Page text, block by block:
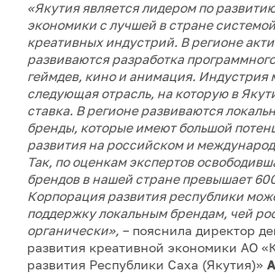
«Якутия является лидером по
экономики с лучшей в стране
креативных индустрий. В регионе
развиваются разработка
геймдев, кино и анимация. Индустрия
следующая отрасль, на которую в
ставка. В регионе развиваются
бренды, которые имеют большой
развития на российском и
Так, по оценкам экспертов
брендов в нашей стране превышает
Корпорация развития республики
поддержку локальным брендам, чей
органически», – пояснила директор
развития креативной экономики АО
развития Республики Саха (Якутия)»